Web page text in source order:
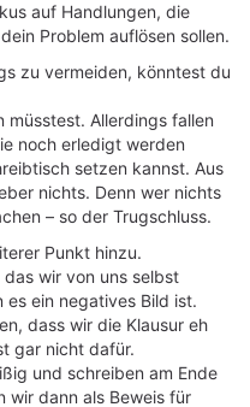
auf Handlungen, die
Problem auflösen sollen.
zu vermeiden, könntest du
müsstest. Allerdings fallen
noch erledigt werden
setzen kannst. Aus
nichts. Denn wer nichts
– so der Trugschluss.
Punkt hinzu.
wir von uns selbst
ein negatives Bild ist.
dass wir die Klausur eh
gar nicht dafür.
und schreiben am Ende
wir dann als Beweis für